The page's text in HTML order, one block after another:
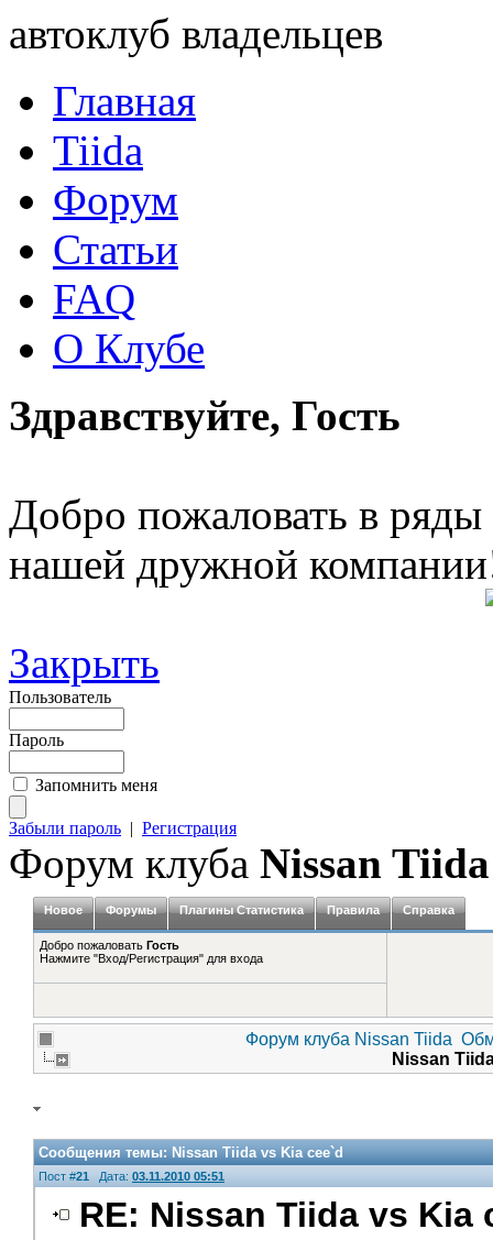
автоклуб владельцев
Главная
Tiida
Форум
Статьи
FAQ
О Клубе
Здравствуйте, Гость
Добро пожаловать в ряды
нашей дружной
Закрыть
Пользователь
Пароль
Запомнить меня
Забыли пароль | Регистрация
Форум клуба Nissan Tiida
Новое Форумы Плагины Статистика Правила Справка
Добро пожаловать Гость
Нажмите "Вход/Регистрация" для входа
Форум клуба Nissan Tiida
Nissan
Сообщения темы:Nissan Tiida vs Kia cee`d
Пост #21 Дата: 03.11.2010 05:51
RE: Nissan Tiida vs Kia